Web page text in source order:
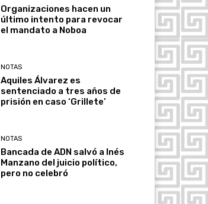
Organizaciones hacen un
último intento para revocar
el mandato a Noboa
NOTAS
Aquiles Álvarez es
sentenciado a tres años de
prisión en caso ‘Grillete’
NOTAS
Bancada de ADN salvó a Inés
Manzano del juicio político,
pero no celebró